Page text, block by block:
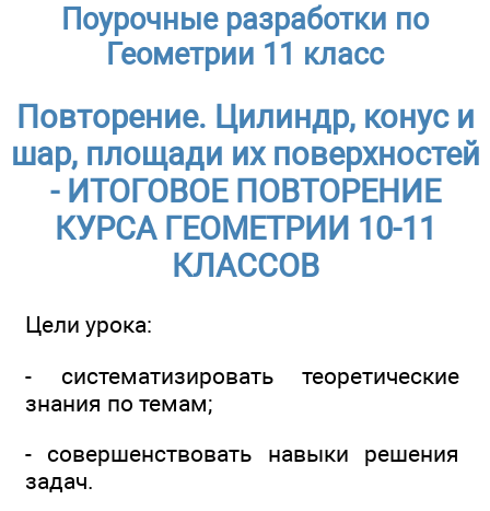
Поурочные разработки по
Геометрии 11 класс
Повторение. Цилиндр, конус и
шар, площади их поверхностей
- ИТОГОВОЕ ПОВТОРЕНИЕ
КУРСА ГЕОМЕТРИИ 10-11
КЛАССОВ
Цели урока:
- систематизировать теоретические
знания по темам;
- совершенствовать навыки решения
задач.